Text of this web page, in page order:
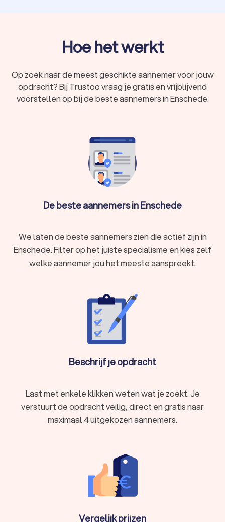
Hoe het werkt
Op zoek naar de meest geschikte aannemer voor jouw
opdracht? Bij Trustoo vraag je gratis en vrijblijvend
voorstellen op bij de beste aannemers in Enschede.
De beste aannemers in Enschede
We laten de beste aannemers zien die actief zijn in
Enschede. Filter op het juiste specialisme en kies zelf
welke aannemer jou het meeste aanspreekt.
Beschrijf je opdracht
Laat met enkele klikken weten wat je zoekt. Je
verstuurt de opdracht veilig, direct en gratis naar
maximaal 4 uitgekozen aannemers.
Vergelijk prijzen